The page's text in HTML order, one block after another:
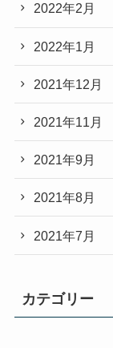
2022年2月
2022年1月
2021年12月
2021年11月
2021年9月
2021年8月
2021年7月
カテゴリー